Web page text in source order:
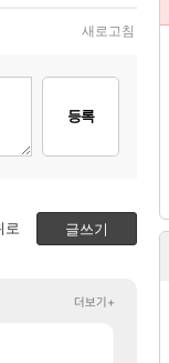
새로고침
등록
글쓰기
로
왔다
더보기+